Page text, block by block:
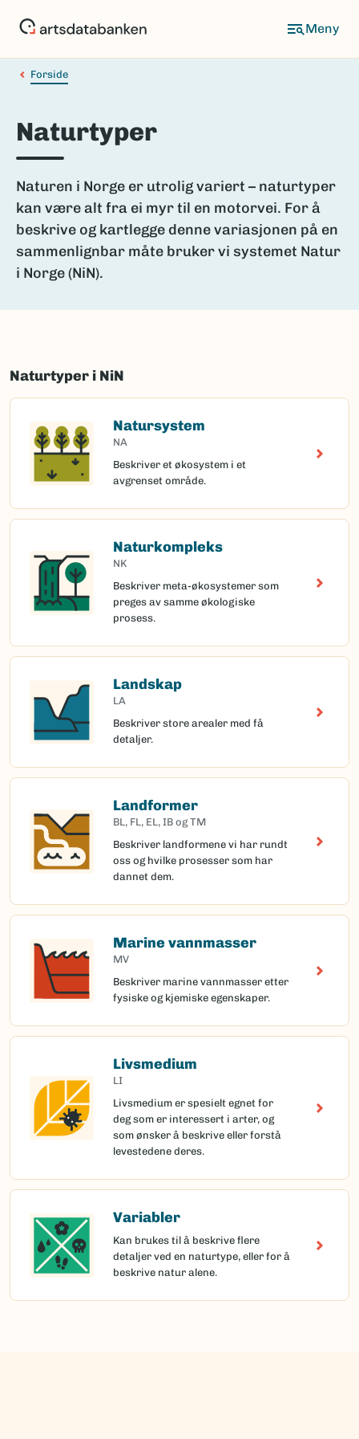
Forside
Naturtyper
Naturen i Norge er utrolig variert – naturtyper
kan være alt fra ei myr til en motorvei. For å
beskrive og kartlegge denne variasjonen på en
sammenlignbar måte bruker vi systemet Natur
i Norge (NiN).
Naturtyper i NiN
Natursystem
NA
Beskriver et økosystem i et
avgrenset område.
Naturkompleks
NK
Beskriver meta-økosystemer som
preges av samme økologiske
prosess.
Landskap
LA
Beskriver store arealer med få
detaljer.
Landformer
BL, FL, EL, IB og TM
Beskriver landformene vi har rundt
oss og hvilke prosesser som har
dannet dem.
Marine vannmasser
MV
Beskriver marine vannmasser etter
fysiske og kjemiske egenskaper.
Livsmedium
LI
Livsmedium er spesielt egnet for
deg som er interessert i arter, og
som ønsker å beskrive eller forstå
levestedene deres.
Variabler
Kan brukes til å beskrive flere
detaljer ved en naturtype, eller for å
beskrive natur alene.